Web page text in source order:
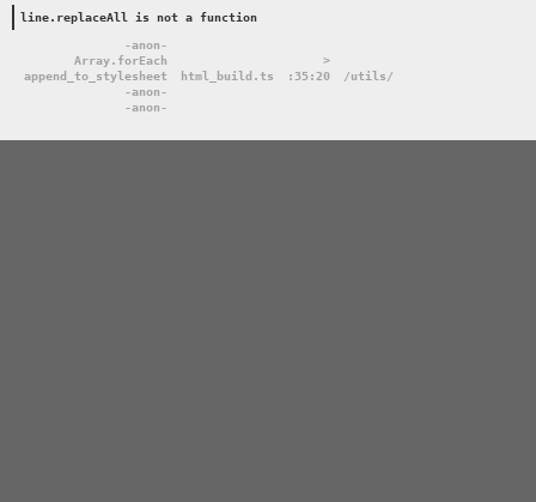
line.replaceAll is not a function
-anon-
Array.forEach
>
append_to_stylesheet
html_build.ts :35:20
/utils/
-anon-
-anon-